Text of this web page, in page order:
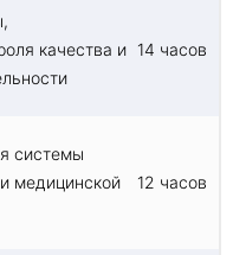
качества и 14 часов
системы
медицинской
12 часов